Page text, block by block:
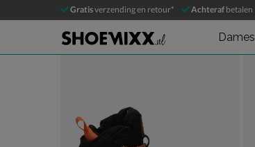
Gratisverzending en retour* Achteraf betalen
Dames
Vingino Raoul Mid
Hoge sneakers